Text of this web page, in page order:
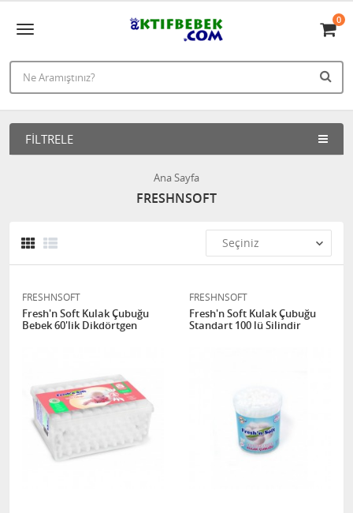
0
FILTRELE
Ana Sayfa
FRESHNSOFT
FRESHNSOFT
Fresh'n Soft Kulak Çubuğu
Bebek 60'lik Dikdörtgen
FRESHNSOFT
Fresh'n Soft Kulak Çubuğu
Standart 100 lü Silindir